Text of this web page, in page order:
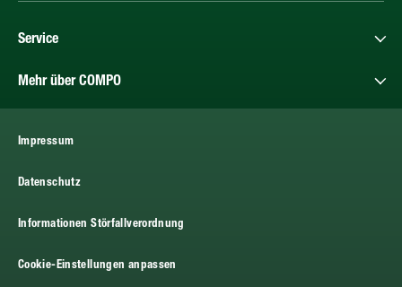
Service
Mehr über COMPO
Impressum
Datenschutz
Informationen Störfallverordnung
Cookie-Einstellungen anpassen